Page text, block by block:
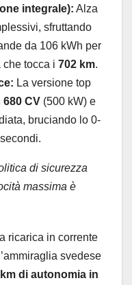
integrale): Alza
sfruttando
da 106 kWh per
che tocca i 702 km.
La versione top
680 CV (500 kW) e
bruciando lo 0-
di sicurezza
massima è
ricarica in corrente
svedese
di autonomia in